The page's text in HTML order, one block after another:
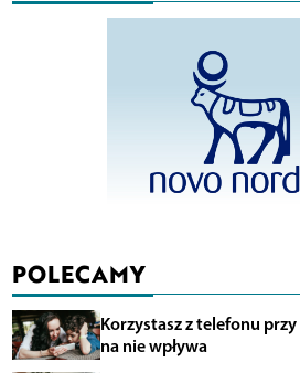
POLECAMY
Korzystasz z telefonu
na nie wpływa